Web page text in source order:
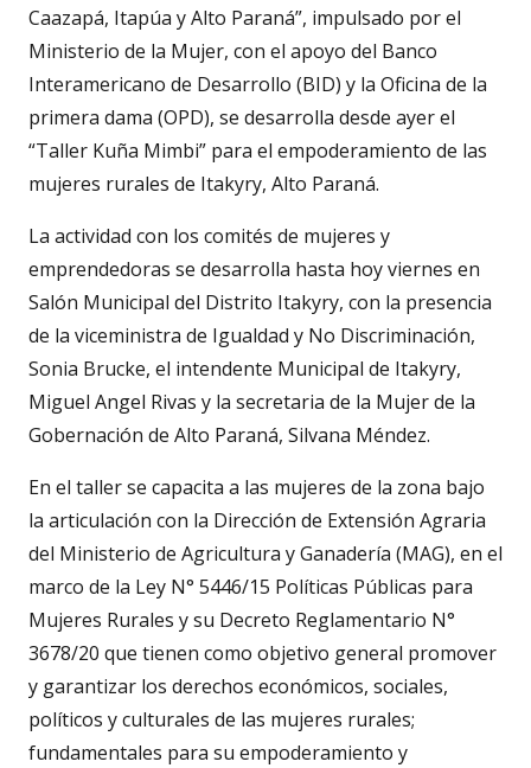
Caazapá, Itapúa y Alto Paraná”, impulsado por el
Ministerio de la Mujer, con el apoyo del Banco
Interamericano de Desarrollo (BID) y la Oficina de la
primera dama (OPD), se desarrolla desde ayer el
“Taller Kuña Mimbi” para el empoderamiento de las
mujeres rurales de Itakyry, Alto Paraná.
La actividad con los comités de mujeres y
emprendedoras se desarrolla hasta hoy viernes en
Salón Municipal del Distrito Itakyry, con la presencia
de la viceministra de Igualdad y No Discriminación,
Sonia Brucke, el intendente Municipal de Itakyry,
Miguel Angel Rivas y la secretaria de la Mujer de la
Gobernación de Alto Paraná, Silvana Méndez.
En el taller se capacita a las mujeres de la zona bajo
la articulación con la Dirección de Extensión Agraria
del Ministerio de Agricultura y Ganadería (MAG), en el
marco de la Ley N° 5446/15 Políticas Públicas para
Mujeres Rurales y su Decreto Reglamentario N°
3678/20 que tienen como objetivo general promover
y garantizar los derechos económicos, sociales,
políticos y culturales de las mujeres rurales;
fundamentales para su empoderamiento y